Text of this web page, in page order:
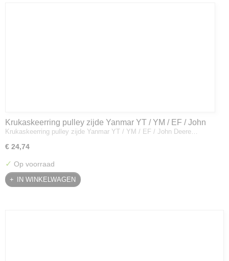
Krukaskeerring pulley zijde Yanmar YT / YM / EF / John
Deere - 119934-01800
Krukaskeerring pulley zijde Yanmar YT / YM / EF / John Deere…
€ 24,74
✓ Op voorraad
IN WINKELWAGEN